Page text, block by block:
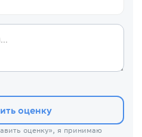
оценку
оценку», я принимаю